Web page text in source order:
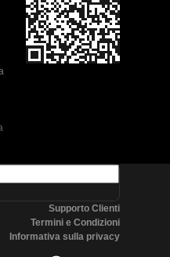
Supporto Clienti
Termini e Condizioni
Informativa sulla privacy